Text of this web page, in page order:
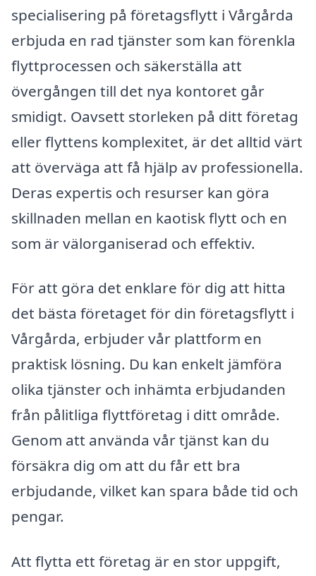
specialisering på företagsflytt i Vårgårda
erbjuda en rad tjänster som kan förenkla
flyttprocessen och säkerställa att
övergången till det nya kontoret går
smidigt. Oavsett storleken på ditt företag
eller flyttens komplexitet, är det alltid värt
att överväga att få hjälp av professionella.
Deras expertis och resurser kan göra
skillnaden mellan en kaotisk flytt och en
som är välorganiserad och effektiv.
För att göra det enklare för dig att hitta
det bästa företaget för din företagsflytt i
Vårgårda, erbjuder vår plattform en
praktisk lösning. Du kan enkelt jämföra
olika tjänster och inhämta erbjudanden
från pålitliga flyttföretag i ditt område.
Genom att använda vår tjänst kan du
försäkra dig om att du får ett bra
erbjudande, vilket kan spara både tid och
pengar.
Att flytta ett företag är en stor uppgift,